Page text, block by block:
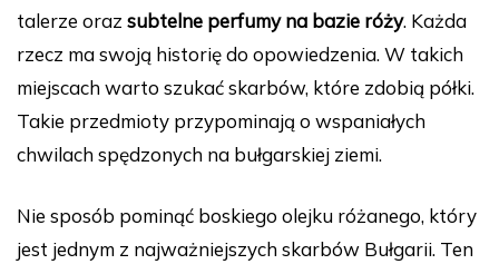
talerze oraz subtelne perfumy na bazie róży. Każda
rzecz ma swoją historię do opowiedzenia. W takich
miejscach warto szukać skarbów, które zdobią półki.
Takie przedmioty przypominają o wspaniałych
chwilach spędzonych na bułgarskiej ziemi.
Nie sposób pominąć boskiego olejku różanego, który
jest jednym z najważniejszych skarbów Bułgarii. Ten